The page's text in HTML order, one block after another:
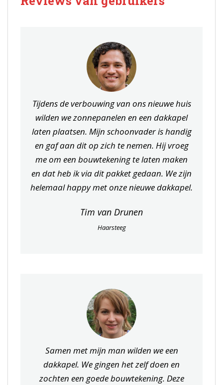
Tijdens de verbouwing van ons nieuwe huis
wilden we zonnepanelen en een dakkapel
laten plaatsen. Mijn schoonvader is handig
en gaf aan dit op zich te nemen. Hij vroeg
me om een bouwtekening te laten maken
en dat heb ik via dit pakket gedaan. We zijn
helemaal happy met onze nieuwe dakkapel.
Tim van Drunen
Haarsteeg
Samen met mijn man wilden we een
dakkapel. We gingen het zelf doen en
zochten een goede bouwtekening. Deze